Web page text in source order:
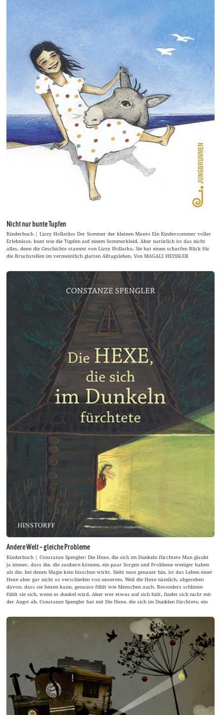
Nicht nur bunte Tupfen
Kinderbuch | Lizzy Hollatko: Der Sommer der kleinen Manto Ein Kindersommer voller
Erlebnisse, bunt wie die Tupfen auf einem Sommerkleid. Aber natürlich ist das nicht
alles, denn die Geschichte stammt von Lizzy Hollatko. Sie hat einen scharfen Blick für
die Bruchstellen im vermeintlich glatten Alltagsleben. Von MAGALI HEISSLER
Andere Welt – gleiche Probleme
Kinderbuch | Constanze Spengler: Die Hexe, die sich im Dunkeln fürchtete Man glaubt
ja immer, dass die, die zaubern können, ein paar Sorgen und Probleme weniger haben
als die, bei denen Magie kein bisschen wirkt. Sieht man genauer hin, ist das Leben einer
Hexe aber gar nicht so verschieden von unserem. Weil die Hexe nämlich, abgesehen
davon, dass sie hexen kann, genauso fühlt wie Menschen auch. Besonders schlimm
fühlt sie sich, wenn es dunkel wird. Aber wer etwas auf sich hält, findet sich nicht mit
der Angst ab. Constanze Spengler hat mit Die Hexe, die sich im Dunklen fürchtete, ein